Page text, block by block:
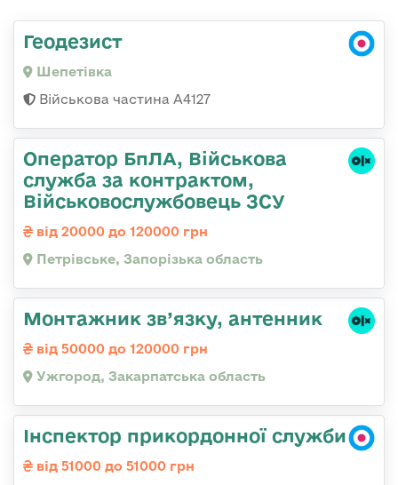
Геодезист
Шепетівка
Військова частина А4127
Оператор БпЛА, Військова
служба за контрактом,
Військовослужбовець ЗСУ
від 20000 до 120000 грн
Петрівське, Запорізька область
Монтажник зв’язку, антенник
від 50000 до 120000 грн
Ужгород, Закарпатська область
Інспектор прикордонної служби
від 51000 до 51000 грн